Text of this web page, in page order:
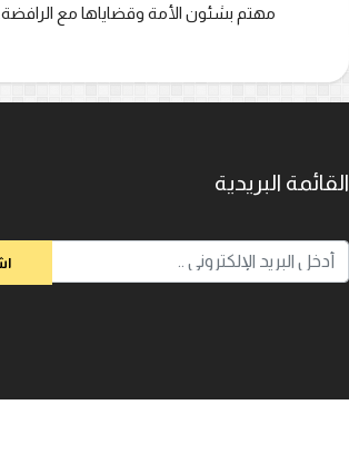
مهتم بشئون الأمة وقضاياها مع الرافضة.
القائمة البريدية